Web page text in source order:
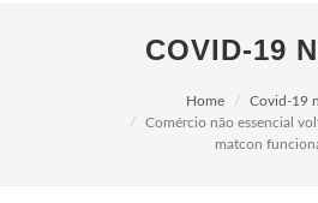
COVID-19
Home
Covid-19
Comércio não essencial
matcon